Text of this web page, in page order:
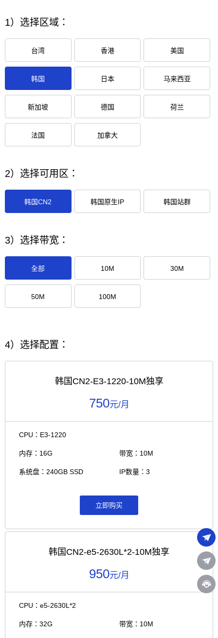
1）选择区域：
台湾 香港 美国
韩国 日本 马来西亚
新加坡 德国 荷兰
法国 加拿大
2）选择可用区：
韩国CN2 韩国原生IP 韩国站群
3）选择带宽：
全部 10M 30M
50M 100M
4）选择配置：
韩国CN2-E3-1220-10M独享
750元/月
CPU：E3-1220
内存：16G
系统盘：240GB SSD
带宽：10M
IP数量：3
立即购买
韩国CN2-e5-2630L*2-10M独享
950元/月
CPU：e5-2630L*2
内存：32G 带宽：10M